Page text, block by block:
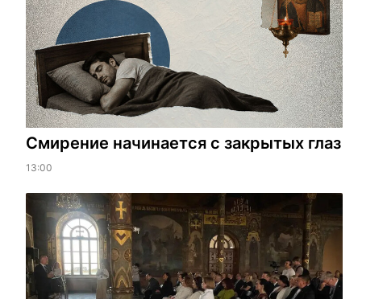
Смирение начинается с закрытых глаз
13:00